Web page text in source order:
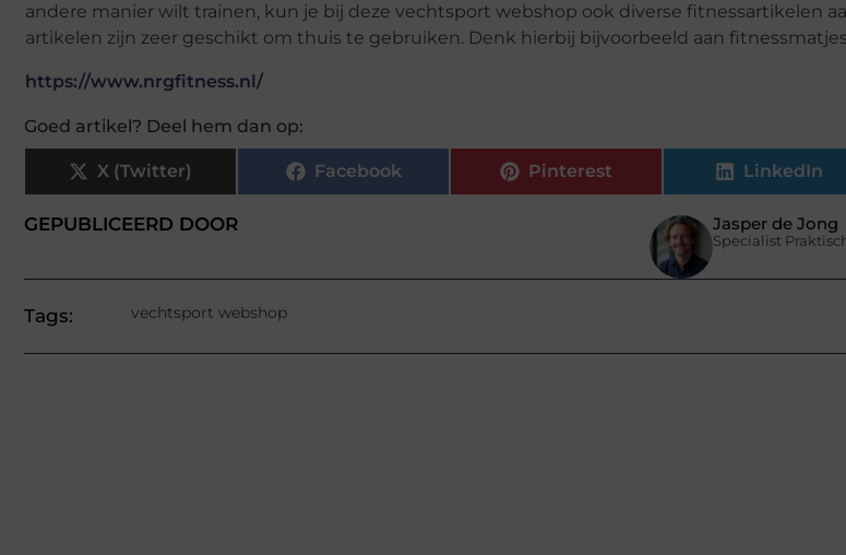
andere manier wilt trainen, kun je bij deze vechtsport webshop ook diverse fitnessartikelen
artikelen zijn zeer geschikt om thuis te gebruiken. Denk hierbij bijvoorbeeld aan
https://www.nrgfitness.nl/
Goed artikel? Deel hem dan op:
X (Twitter) Facebook Pinterest LinkedIn
GEPUBLICEERD DOOR Jasper de Jong
Specialist
Tags: vechtsport webshop